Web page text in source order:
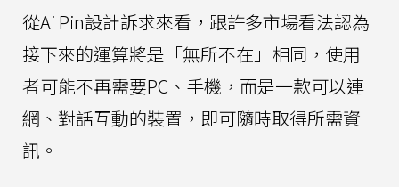
從Ai Pin設計訴求來看，跟許多市場看法認為
接下來的運算將是「無所不在」相同，使用
者可能不再需要PC、手機，而是一款可以連
網、對話互動的裝置，即可隨時取得所需資
訊。